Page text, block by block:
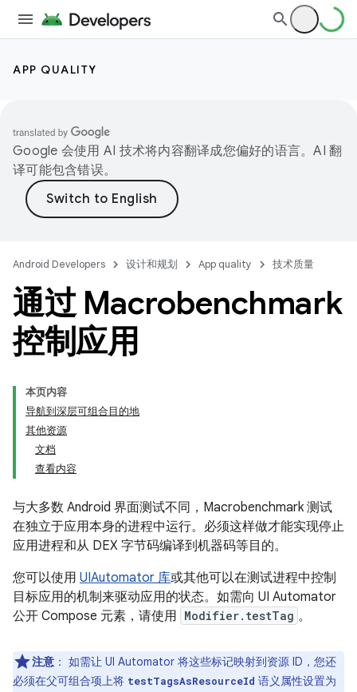
APP QUALITY
Google 会使用 AI 技术将内容翻译成您偏好的语言。AI 翻
译可能包含错误。
Android Developers 设计和规划 App quality 技术质量
通过 Macrobenchmark
控制应用
本页内容
导航到深层可组合目的地
其他资源
文档
查看内容
与大多数 Android 界面测试不同，Macrobenchmark 测试
在独立于应用本身的进程中运行。必须这样做才能实现停止
应用进程和从 DEX 字节码编译到机器码等目的。
您可以使用 UIAutomator 库或其他可以在测试进程中控制
目标应用的机制来驱动应用的状态。如需向 UI Automator
公开 Compose 元素，请使用 Modifier.testTag 。
注意 ： 如需让 UI Automator 将这些标记映射到资源 ID，您还
必须在父可组合项上将 testTagsAsResourceId 语义属性设置为